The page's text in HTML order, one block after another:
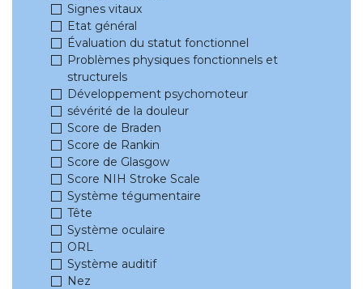
Signes vitaux
Etat général
Évaluation du statut fonctionnel
Problèmes physiques fonctionnels et
structurels
Développement psychomoteur
sévérité de la douleur
Score de Braden
Score de Rankin
Score de Glasgow
Score NIH Stroke Scale
Système tégumentaire
Tête
Système oculaire
ORL
Système auditif
Nez